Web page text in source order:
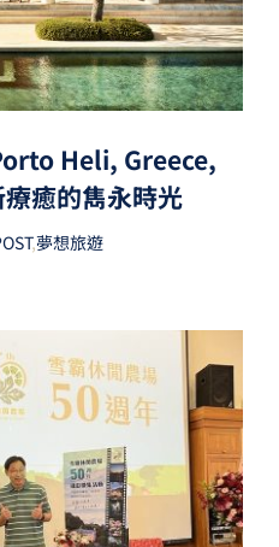
Heli, Greece,
癒的雋永時光
,夢想旅遊